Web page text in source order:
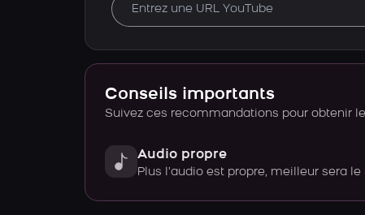
Conseils importants
Suivez ces recommandations pour obtenir
Audio propre
Plus l’audio est propre, meilleur sera